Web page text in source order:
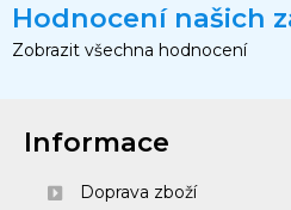
Hodnocení našich
Zobrazit všechna hodnocení
Informace
Doprava zboží